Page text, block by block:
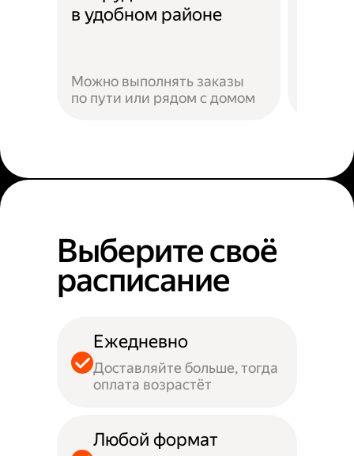
в удобном районе
Можно выполнять заказы
по пути или рядом с домом
Выберите своё
расписание
Ежедневно
Доставляйте больше, тогда
оплата возрастёт
Любой формат